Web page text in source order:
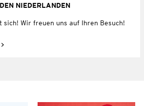
NIEDERLANDEN
sich! Wir freuen uns auf Ihren Besuch!